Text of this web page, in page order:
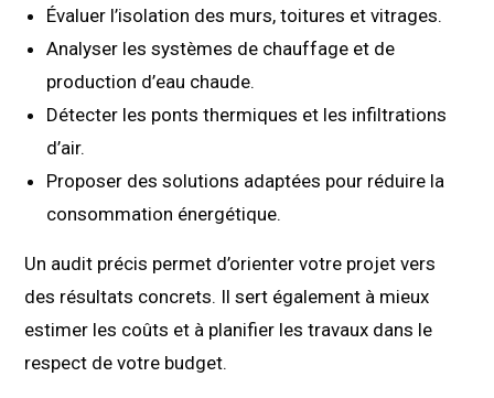
Évaluer l’isolation des murs, toitures et vitrages.
Analyser les systèmes de chauffage et de
production d’eau chaude.
Détecter les ponts thermiques et les infiltrations
d’air.
Proposer des solutions adaptées pour réduire la
consommation énergétique.
Un audit précis permet d’orienter votre projet vers
des résultats concrets. Il sert également à mieux
estimer les coûts et à planifier les travaux dans le
respect de votre budget.